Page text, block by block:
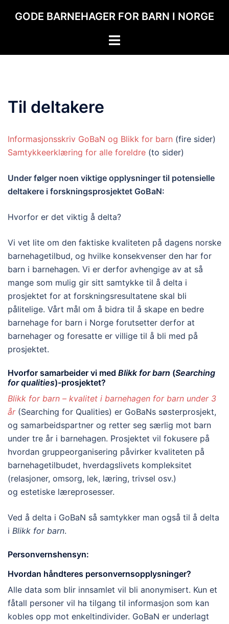
GODE BARNEHAGER FOR BARN I NORGE
Toggle
Til deltakere
Informasjonsskriv GoBaN og Blikk for barn (fire sider)
Samtykkeerklæring for alle foreldre (to sider)
Under følger noen viktige opplysninger til potensielle
deltakere i forskningsprosjektet GoBaN:
Hvorfor er det viktig å delta?
Vi vet lite om den faktiske kvaliteten på dagens norske
barnehagetilbud, og hvilke konsekvenser den har for
barn i barnehagen. Vi er derfor avhengige av at så
mange som mulig gir sitt samtykke til å delta i
prosjektet for at forskningsresultatene skal bli
pålitelige. Vårt mål om å bidra til å skape en bedre
barnehage for barn i Norge forutsetter derfor at
barnehager og foresatte er villige til å bli med på
prosjektet.
Hvorfor samarbeider vi med Blikk for barn (Searching
for qualities)-prosjektet?
Blikk for barn – kvalitet i barnehagen for barn under 3
år(Searching for Qualities) er GoBaNs søsterprosjekt,
og samarbeidspartner og retter seg særlig mot barn
under tre år i barnehagen. Prosjektet vil fokusere på
hvordan gruppeorganisering påvirker kvaliteten på
barnehagetilbudet, hverdagslivets kompleksitet
(relasjoner, omsorg, lek, læring, trivsel osv.)
og estetiske læreprosesser.
Ved å delta i GoBaN så samtykker man også til å delta
i Blikk for barn.
Personvernshensyn:
Hvordan håndteres personvernsopplysninger?
Alle data som blir innsamlet vil bli anonymisert. Kun et
fåtall personer vil ha tilgang til informasjon som kan
kobles opp mot enkeltindivider. GoBaN er underlagt